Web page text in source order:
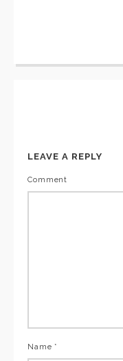
LEAVE A REPLY
Comment
Name *